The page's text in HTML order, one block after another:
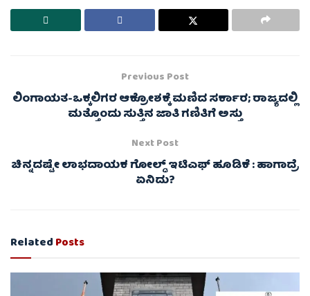
Previous Post
ಲಿಂಗಾಯತ-ಒಕ್ಕಲಿಗರ ಆಕ್ರೋಶಕ್ಕೆ ಮಣಿದ ಸರ್ಕಾರ; ರಾಜ್ಯದಲ್ಲಿ
ಮತ್ತೊಂದು ಸುತ್ತಿನ ಜಾತಿ ಗಣಿತಿಗೆ ಅಸ್ತು
Next Post
ಚಿನ್ನದಷ್ಟೇ ಲಾಭದಾಯಕ ಗೋಲ್ಡ್ ಇಟಿಎಫ್ ಹೂಡಿಕೆ : ಹಾಗಾದ್ರೆ
ಏನಿದು?
RelatedPosts